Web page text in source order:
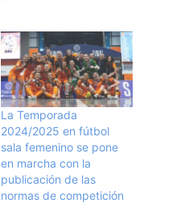
La Temporada
2024/2025 en fútbol
sala femenino se pone
en marcha con la
publicación de las
normas de competición